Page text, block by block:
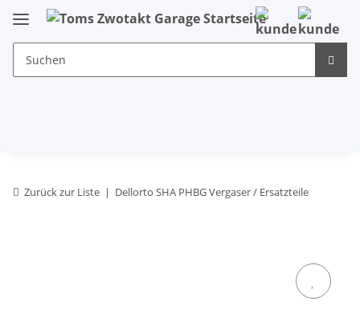
Zurück zur Liste Dellorto SHA PHBG Vergaser / Ersatzteile